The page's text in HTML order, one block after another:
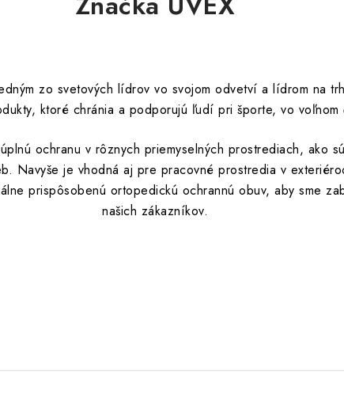
zo svetových lídrov vo svojom odvetví a lídrom na
ktoré chránia a podporujú ľudí pri športe, vo
ochranu v rôznych priemyselných prostrediach, ako
Navyše je vhodná aj pre pracovné prostredia v
prispôsobenú ortopedickú ochrannú obuv, aby sme
našich zákazníkov.